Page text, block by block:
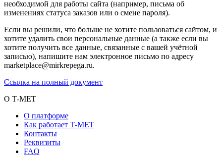
необходимой для работы сайта (например, письма об
изменениях статуса заказов или о смене пароля).
Если вы решили, что больше не хотите пользоваться сайтом, и
хотите удалить свои персональные данные (а также если вы
хотите получить все данные, связанные с вашей учётной
записью), напишите нам электронное письмо по адресу
marketplace@mirkrepega.ru.
Ссылка на полный документ
О Т-МЕТ
О платформе
Как работает Т-МЕТ
Контакты
Реквизиты
FAQ